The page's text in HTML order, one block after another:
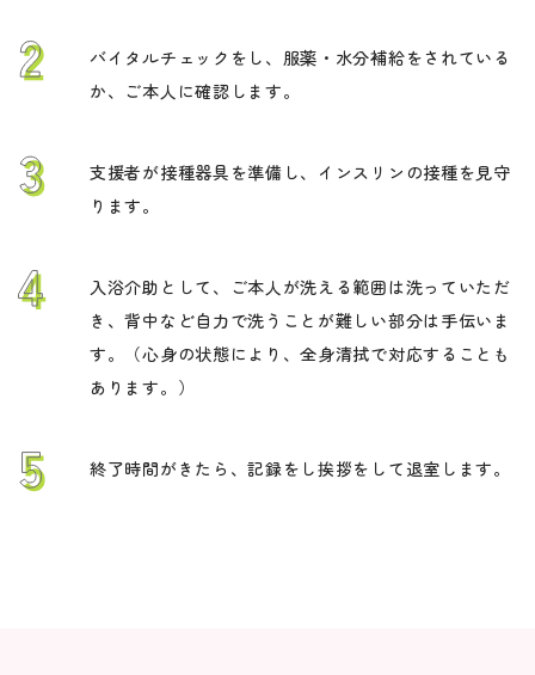
バイタルチェックをし、服薬・水分補給をされている
か、ご本人に確認します。
支援者が接種器具を準備し、インスリンの接種を見守
ります。
入浴介助として、ご本人が洗える範囲は洗っていただ
き、背中など自力で洗うことが難しい部分は手伝いま
す。（心身の状態により、全身清拭で対応することも
あります。）
終了時間がきたら、記録をし挨拶をして退室します。